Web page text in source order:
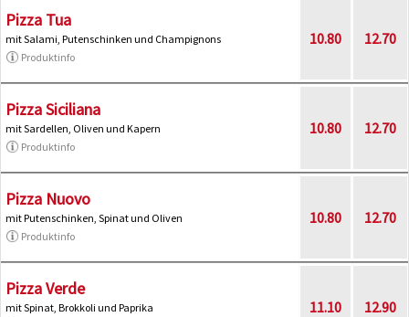
Pizza Tua
mit Salami, Putenschinken und Champignons
Produktinfo
10.80 12.70
Pizza Siciliana
mit Sardellen, Oliven und Kapern
Produktinfo
10.80 12.70
Pizza Nuovo
mit Putenschinken, Spinat und Oliven
Produktinfo
10.80 12.70
Pizza Verde
mit Spinat, Brokkoli und Paprika
11.10 12.90